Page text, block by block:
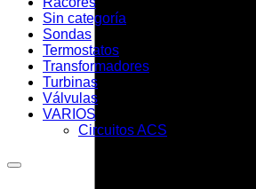
Sin categoría
Sondas
Termostatos
Transformadores
Turbinas
Válvulas
VARIOS
Circuitos ACS